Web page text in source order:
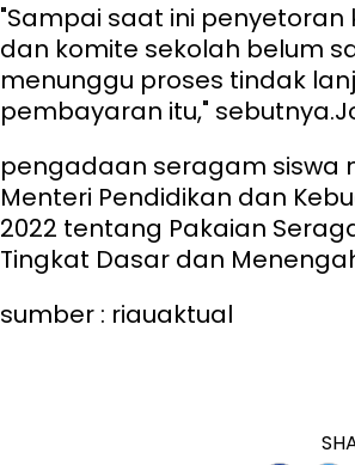
"Sampai saat ini
dan komite sekolah belum
menunggu proses tindak
pembayaran itu," sebutnya.
pengadaan seragam siswa
Menteri Pendidikan dan
2022 tentang Pakaian
Tingkat Dasar dan
sumber : riauaktual